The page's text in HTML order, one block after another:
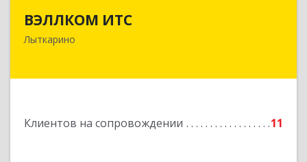
ВЭЛЛКОМ ИТС
Лыткарино
Клиентов на сопровождении 11
Лыткарино г, Первомайская ул, дом № 3/5,